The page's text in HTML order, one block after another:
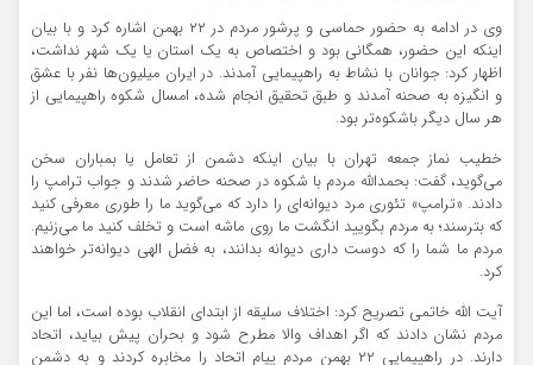
وی در ادامه به حضور حماسی و پرشور مردم در ۲۲ بهمن اشاره کرد و با بیان
اینکه این حضور، همگانی بود و اختصاص به یک استان یا یک شهر نداشت،
اظهار کرد: جوانان با نشاط به راهپیمایی آمدند. در ایران میلیون‌ها نفر با عشق
و انگیزه به صحنه آمدند و طبق تحقیق انجام شده، امسال شکوه راهپیمایی از
هر سال دیگر باشکوه‌تر بود.
خطیب نماز جمعه تهران با بیان اینکه دشمن از تعامل یا بمباران سخن
می‌گوید، گفت: بحمدالله مردم با شکوه در صحنه حاضر شدند و جواب ترامپ را
دادند. «ترامپ» تئوری مرد دیوانه‌ای را دارد که می‌گوید ما را طوری معرفی کنید
که بترسند؛ به مردم بگویید انگشت ما روی ماشه است و تخلف کنید ما می‌زنیم.
مردم ما شما را که دوست داری دیوانه‌ بدانند، به فضل الهی دیوانه‌تر خواهند
کرد.
آیت الله خاتمی تصریح کرد: اختلاف سلیقه از ابتدای انقلاب بوده است، اما این
مردم نشان دادند که اگر اهداف والا مطرح شود و بحران پیش بیاید، اتحاد
دارند. در راهپیمایی ۲۲ بهمن مردم پیام اتحاد را مخابره کردند و به دشمن